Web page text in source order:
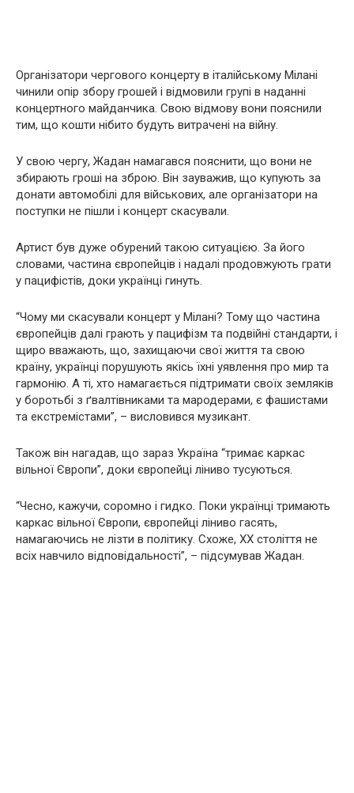
Організатори чергового концерту в італійському Мілані
чинили опір збору грошей і відмовили групі в наданні
концертного майданчика. Свою відмову вони пояснили
тим, що кошти нібито будуть витрачені на війну.
У свою чергу, Жадан намагався пояснити, що вони не
збирають гроші на зброю. Він зауважив, що купують за
донати автомобілі для військових, але організатори на
поступки не пішли і концерт скасували.
Артист був дуже обурений такою ситуацією. За його
словами, частина європейців і надалі продовжують грати
у пацифістів, доки українці гинуть.
“Чому ми скасували концерт у Мілані? Тому що частина
європейців далі грають у пацифізм та подвійні стандарти, і
щиро вважають, що, захищаючи свої життя та свою
країну, українці порушують якісь їхні уявлення про мир та
гармонію. А ті, хто намагається підтримати своїх земляків
у боротьбі з ґвалтівниками та мародерами, є фашистами
та екстремістами”, – висловився музикант.
Також він нагадав, що зараз Україна “тримає каркас
вільної Європи”, доки європейці ліниво тусуються.
“Чесно, кажучи, соромно і гидко. Поки українці тримають
каркас вільної Європи, європейці ліниво гасять,
намагаючись не лізти в політику. Схоже, ХХ століття не
всіх навчило відповідальності”, – підсумував Жадан.